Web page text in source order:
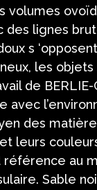
volumes
des lignes
s
les
de
avec
des
leurs
au
Sable